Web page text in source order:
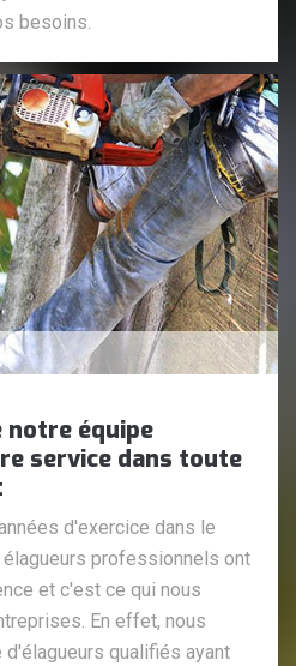
besoins.
notre équipe
service dans toute
d'exercice dans le
professionnels ont
et c'est ce qui nous
En effet, nous
qualifiés ayant